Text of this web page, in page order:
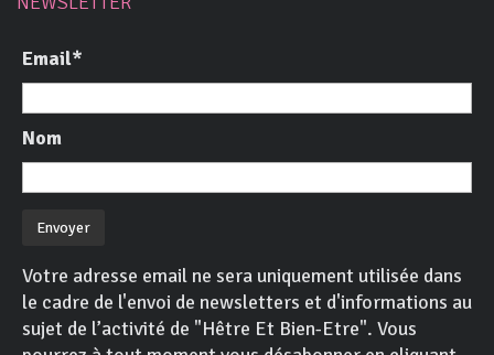
Email*
Nom
Votre adresse email ne sera uniquement utilisée dans
le cadre de l'envoi de newsletters et d'informations au
sujet de l’activité de "Hêtre Et Bien-Etre". Vous